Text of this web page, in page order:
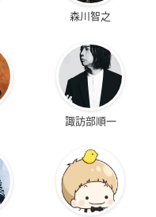
森川智之
諏訪部順一